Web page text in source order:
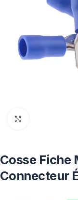
Cosse Fiche
Connecteur